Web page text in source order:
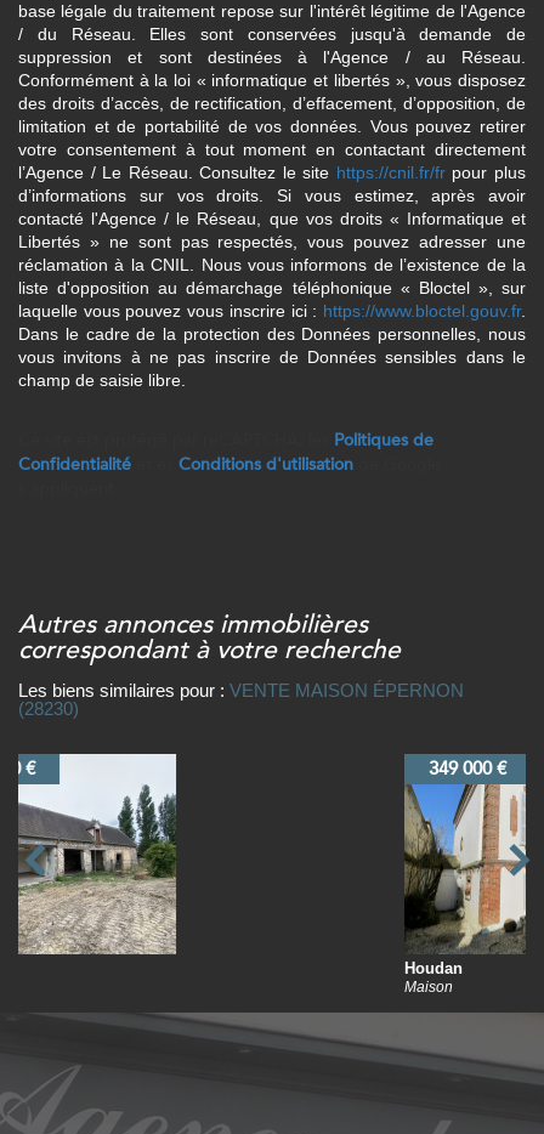
base légale du traitement repose sur l'intérêt légitime de l'Agence
/ du Réseau. Elles sont conservées jusqu'à demande de
suppression et sont destinées à l'Agence / au Réseau.
Conformément à la loi « informatique et libertés », vous disposez
des droits d’accès, de rectification, d’effacement, d’opposition, de
limitation et de portabilité de vos données. Vous pouvez retirer
votre consentement à tout moment en contactant directement
l’Agence / Le Réseau. Consultez le site https://cnil.fr/frpour plus
d’informations sur vos droits. Si vous estimez, après avoir
contacté l'Agence / le Réseau, que vos droits « Informatique et
Libertés » ne sont pas respectés, vous pouvez adresser une
réclamation à la CNIL. Nous vous informons de l’existence de la
liste d'opposition au démarchage téléphonique « Bloctel », sur
laquelle vous pouvez vous inscrire ici : https://www.bloctel.gouv.fr.
Dans le cadre de la protection des Données personnelles, nous
vous invitons à ne pas inscrire de Données sensibles dans le
champ de saisie libre.
Politiques de
Confidentialité
Conditions d'utilisation
autres annonces immobilières
correspondant à votre recherche
Les biens similaires pour : VENTE MAISON ÉPERNON
(28230)